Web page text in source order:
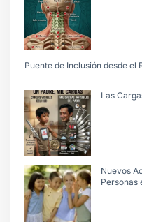
Puente de Inclusión desde el
Las
Nuevos
Personas